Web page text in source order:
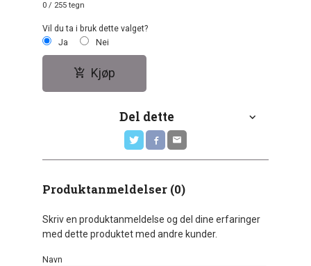
0 / 255 tegn
Vil du ta i bruk dette valget?
Ja
Nei
Kjøp
Del dette
Produktanmeldelser (0)
Skriv en produktanmeldelse og del dine erfaringer
med dette produktet med andre kunder.
Navn